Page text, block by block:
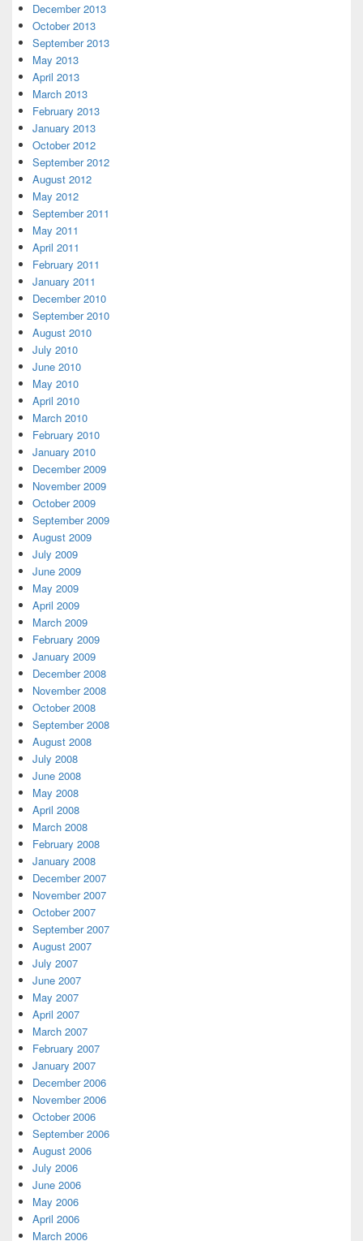
December 2013
October 2013
September 2013
May 2013
April 2013
March 2013
February 2013
January 2013
October 2012
September 2012
August 2012
May 2012
September 2011
May 2011
April 2011
February 2011
January 2011
December 2010
September 2010
August 2010
July 2010
June 2010
May 2010
April 2010
March 2010
February 2010
January 2010
December 2009
November 2009
October 2009
September 2009
August 2009
July 2009
June 2009
May 2009
April 2009
March 2009
February 2009
January 2009
December 2008
November 2008
October 2008
September 2008
August 2008
July 2008
June 2008
May 2008
April 2008
March 2008
February 2008
January 2008
December 2007
November 2007
October 2007
September 2007
August 2007
July 2007
June 2007
May 2007
April 2007
March 2007
February 2007
January 2007
December 2006
November 2006
October 2006
September 2006
August 2006
July 2006
June 2006
May 2006
April 2006
March 2006